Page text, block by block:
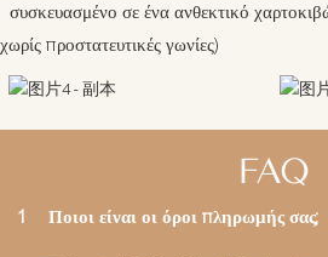
συσκευασμένο σε ένα ανθεκτικό
χωρίς προστατευτικές γωνίες)
FAQ
1 Ποιοι είναι οι όροι πληρωμής σας;